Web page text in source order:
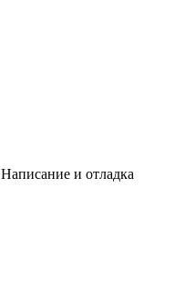
Написание и отладка